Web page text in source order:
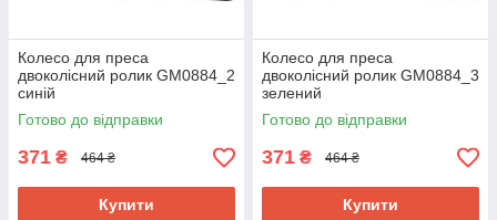
Колесо для преса
двоколісний ролик GM0884_2
синій
Готово до відправки
371 ₴ 464 ₴
Купити
Колесо для преса
двоколісний ролик GM0884_3
зелений
Готово до відправки
371 ₴ 464 ₴
Купити